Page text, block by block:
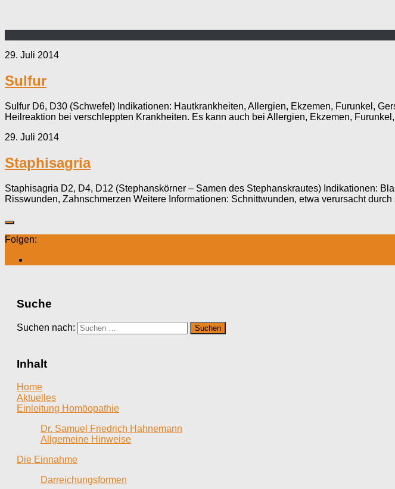
29. Juli 2014
Sulfur
Sulfur D6, D30 (Schwefel) Indikationen: Hautkrankheiten, Allergien, Ekzemen, Furunkel,
Heilreaktion bei verschleppten Krankheiten. Es kann auch bei Allergien, Ekzemen,
29. Juli 2014
Staphisagria
Staphisagria D2, D4, D12 (Stephanskörner – Samen des Stephanskrautes) Indikationen:
Risswunden, Zahnschmerzen Weitere Informationen: Schnittwunden, etwa verursacht
Folgen:
Suche
Suchen nach:
Inhalt
Home
Aktuelles
Einleitung Homöopathie
Dr. Samuel Friedrich Hahnemann
Allgemeine Hinweise
Die Einnahme
Darreichungsformen